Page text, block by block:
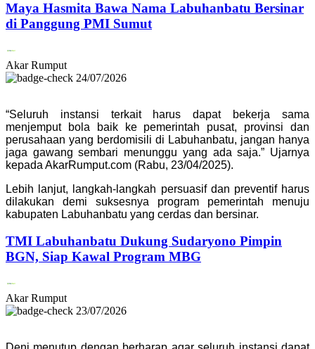
Maya Hasmita Bawa Nama Labuhanbatu Bersinar
di Panggung PMI Sumut
Akar Rumput
24/07/2026
“Seluruh instansi terkait harus dapat bekerja sama
menjemput bola baik ke pemerintah pusat, provinsi dan
perusahaan yang berdomisili di Labuhanbatu, jangan hanya
jaga gawang sembari menunggu yang ada saja.” Ujarnya
kepada AkarRumput.com (Rabu, 23/04/2025).
Lebih lanjut, langkah-langkah persuasif dan preventif harus
dilakukan demi suksesnya program pemerintah menuju
kabupaten Labuhanbatu yang cerdas dan bersinar.
TMI Labuhanbatu Dukung Sudaryono Pimpin
BGN, Siap Kawal Program MBG
Akar Rumput
23/07/2026